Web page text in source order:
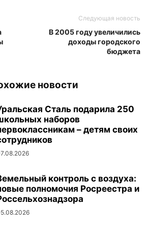
Следующая новость
В 2005 году увеличились
доходы городского
бюджета
новости
Сталь подарила 250
наборов
– детям своих
контроль с воздуха:
полномочия Росреестра и